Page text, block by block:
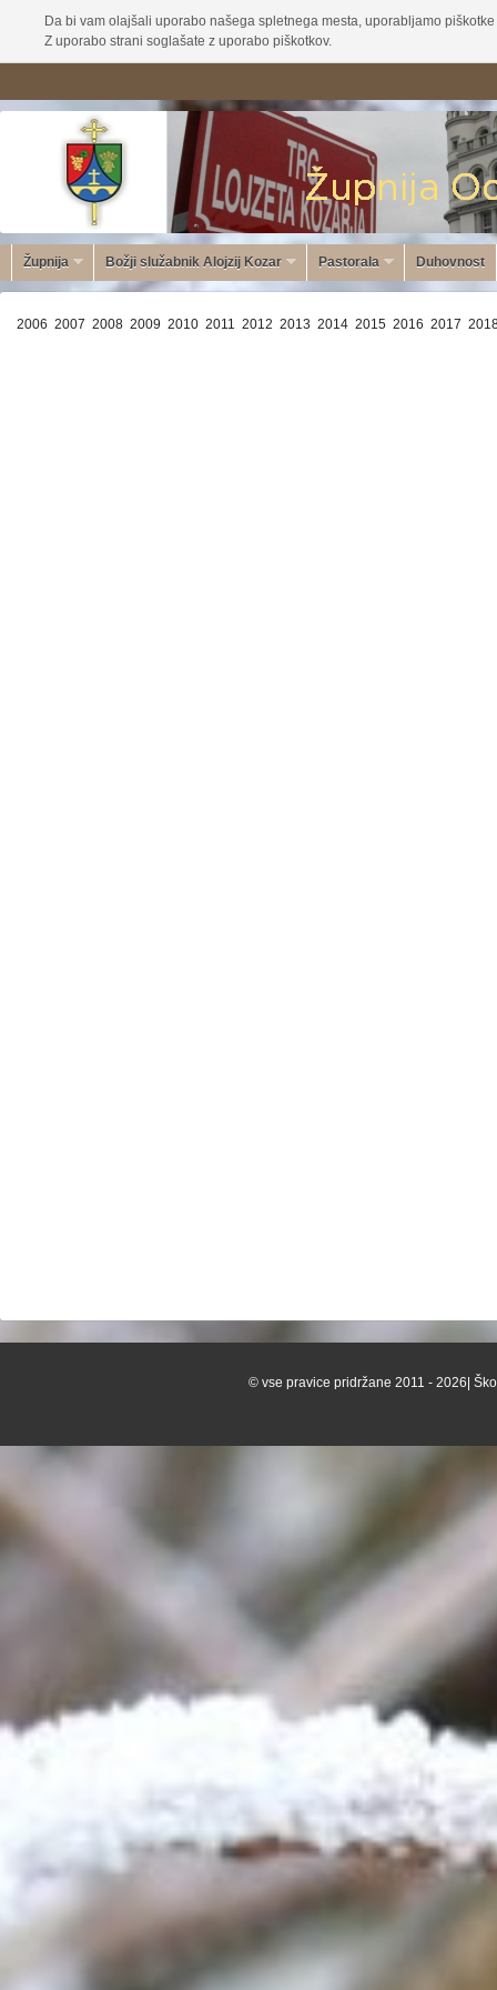
Da bi vam olajšali uporabo našega spletnega mesta, uporabljamo
Z uporabo strani soglašate z uporabo piškotkov.
Župnija Božji služabnik Alojzij Kozar Pastorala Duhovnost
2006 2007 2008 2009 2010 2011 2012 2013 2014 2015 2016 2017
© vse pravice pridržane 2011 - 2026|